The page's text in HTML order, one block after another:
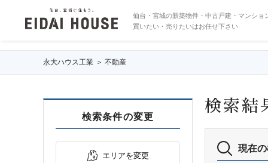
仙台・宮城の新築物件・中古戸建・マンショ
買いたい・売りたいはお任せ下さい
永大ハウス工業 不動産
検索条件の変更
エリアを変更
検索結
現在